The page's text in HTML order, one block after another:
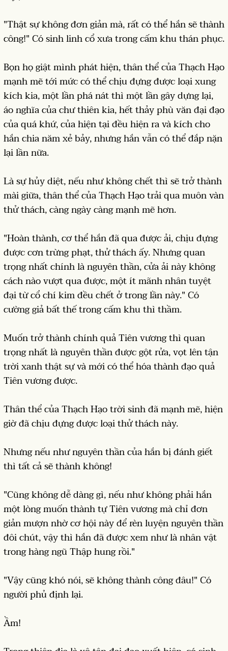
"Thật sự không đơn giản mà, rất có thể hắn sẽ thành
công!" Có sinh linh cổ xưa trong cấm khu thán phục.
Bọn họ giật mình phát hiện, thân thể của Thạch Hạo
mạnh mẽ tới mức có thể chịu đựng được loại xung
kích kia, một lần phá nát thì một lần gây dựng lại,
áo nghĩa của chư thiên kia, hết thảy phù văn đại đạo
của quá khứ, của hiện tại đều hiện ra và kích cho
hắn chia năm xẻ bảy, nhưng hắn vẫn có thể đắp nặn
lại lần nữa.
Là sự hủy diệt, nếu như không chết thì sẽ trở thành
mài giữa, thân thể của Thạch Hạo trải qua muôn vàn
thử thách, càng ngày càng mạnh mẽ hơn.
"Hoàn thành, cơ thể hắn đã qua được ải, chịu đựng
được cơn trừng phạt, thử thách ấy. Nhưng quan
trọng nhất chính là nguyên thần, cửa ải này không
cách nào vượt qua được, một ít mãnh nhân tuyệt
đại từ cổ chí kim đều chết ở trong lần này." Có
cường giả bất thế trong cấm khu thì thầm.
Muốn trở thành chính quả Tiên vương thì quan
trọng nhất là nguyên thần được gột rửa, vọt lên tận
trời xanh thật sự và mới có thể hóa thành đạo quả
Tiên vương được.
Thân thể của Thạch Hạo trời sinh đã mạnh mẽ, hiện
giờ đã chịu đựng được loại thử thách này.
Nhưng nếu như nguyên thần của hắn bị đánh giết
thì tất cả sẽ thành không!
"Cũng không dễ dàng gì, nếu như không phải hắn
một lòng muốn thành tự Tiên vương mà chỉ đơn
giản mượn nhờ cơ hội này để rèn luyện nguyên thần
đôi chút, vậy thì hắn đã được xem như là nhân vật
trong hàng ngũ Thập hung rồi."
"Vậy cũng khó nói, sẽ không thành công đâu!" Có
người phủ định lại.
Ầm!